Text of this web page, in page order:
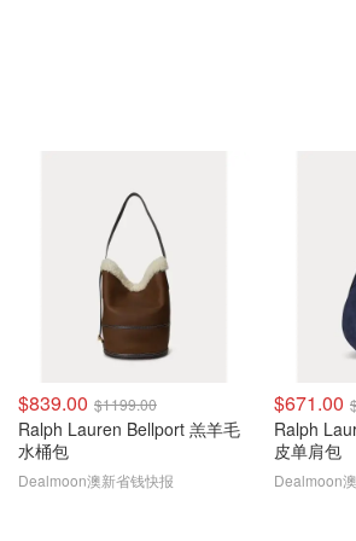
$839.00 $1199.00
Ralph Lauren Bellport 羔羊毛
水桶包
Dealmoon澳新省钱快报
$671.00
Ralph Lauren Polo ID
皮单肩包
Dealmoon